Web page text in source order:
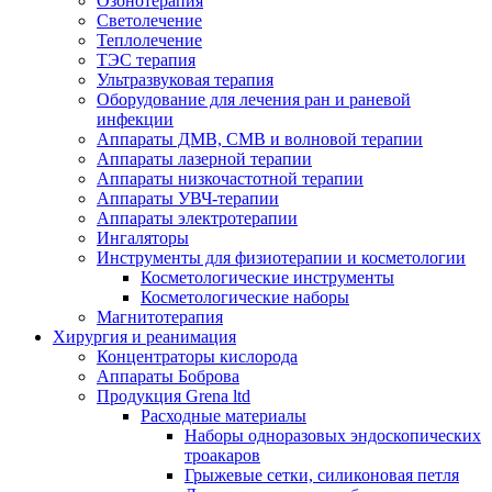
Светолечение
Теплолечение
ТЭС терапия
Ультразвуковая терапия
Оборудование для лечения ран и раневой
инфекции
Аппараты ДМВ, СМВ и волновой терапии
Аппараты лазерной терапии
Аппараты низкочастотной терапии
Аппараты УВЧ-терапии
Аппараты электротерапии
Ингаляторы
Инструменты для физиотерапии и косметологии
Косметологические инструменты
Косметологические наборы
Магнитотерапия
Хирургия и реанимация
Концентраторы кислорода
Аппараты Боброва
Продукция Grena ltd
Расходные материалы
Наборы одноразовых эндоскопических
троакаров
Грыжевые сетки, силиконовая петля